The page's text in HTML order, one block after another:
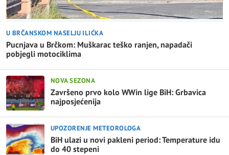
U BRČANSKOM NASELJU ILIĆKA
Pucnjava u Brčkom: Muškarac teško ranjen, napadači
pobjegli motociklima
NOVA SEZONA
Završeno prvo kolo WWin lige BiH: Grbavica
najposjećenija
UPOZORENJE METEOROLOGA
BiH ulazi u novi pakleni period: Temperature idu
do 40 stepeni